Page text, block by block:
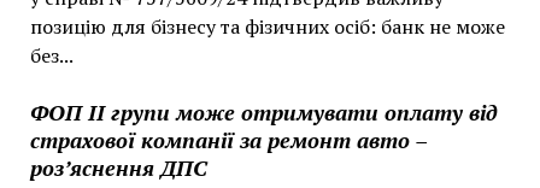
позицію для бізнесу та фізичних осіб: банк не може
без...
ФОП II групи може отримувати оплату від
страхової компанії за ремонт авто –
роз’яснення ДПС